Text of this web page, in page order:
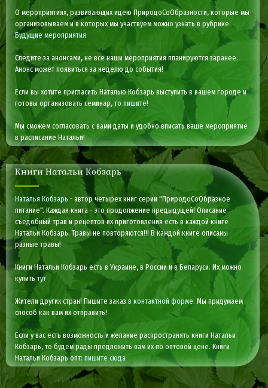
О мероприятиях, развивающих идею ПриродоСоОбразности, которые мы
организовываем и в которых мы участвуем можно узнать в рубрике
Будущие мероприятия
Следите за анонсами, не все наши мероприятия планируются заранее.
Анонс может появиться за неделю до события!
Если вы хотите пригласить Наталью Кобзарь выступить в вашем городе и
готовы организовать семинар, топишите!
Мы сможем согласовать с вами даты и удобно вписать ваше мероприятие
в расписание Натальи!
Книги Натальи Кобзарь
Наталья Кобзарь - автор четырех книг серии "ПриродоСоОбразное
питание". Каждая книга - это продолжение предыдущей! Описание
съедобный трав и рецептов их приготовления есть в каждой книге
Натальи Кобзарь. Травы не повторяются!!! В каждой книге описаны
разные травы!
Книги Натальи Кобзарь есть в Украине, в России и в Беларуси. Их можно
купитьтут
Жители других стран! Пишите заказв контактной форме. Мы придумаем
способ как вам их отправить!
Если у вас есть возможность и желание распространять книги Натальи
Кобзарь, то будем рады предложить вам их по оптовой цене. Книги
Натальи Кобзарь опт:пишите сюда